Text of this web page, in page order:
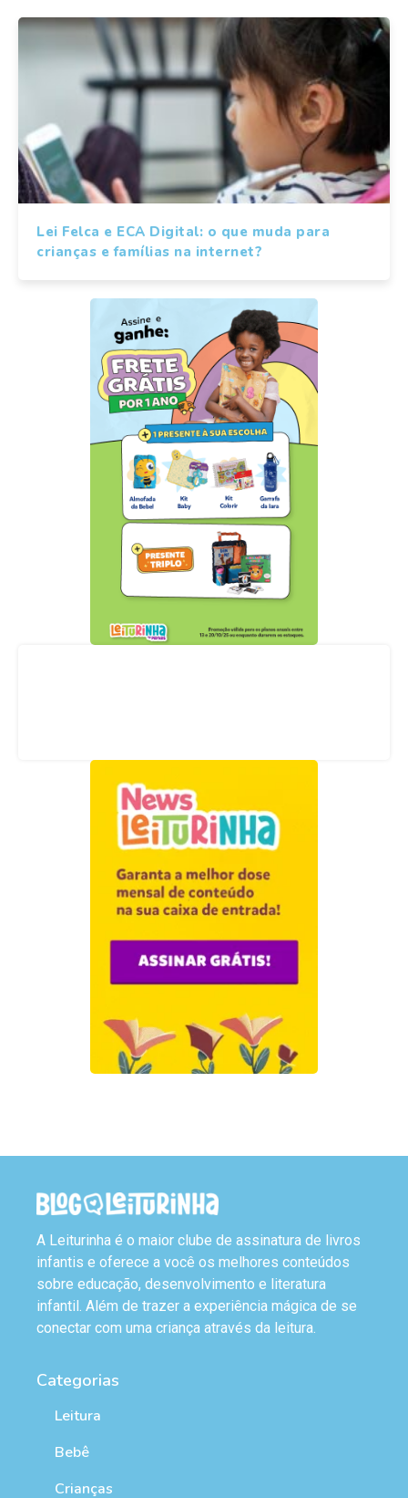
Lei Felca e ECA Digital: o que muda para
crianças e famílias na internet?
A Leiturinha é o maior clube de assinatura de livros
infantis e oferece a você os melhores conteúdos
sobre educação, desenvolvimento e literatura
infantil. Além de trazer a experiência mágica de se
conectar com uma criança através da leitura.
Categorias
Leitura
Bebê
Crianças